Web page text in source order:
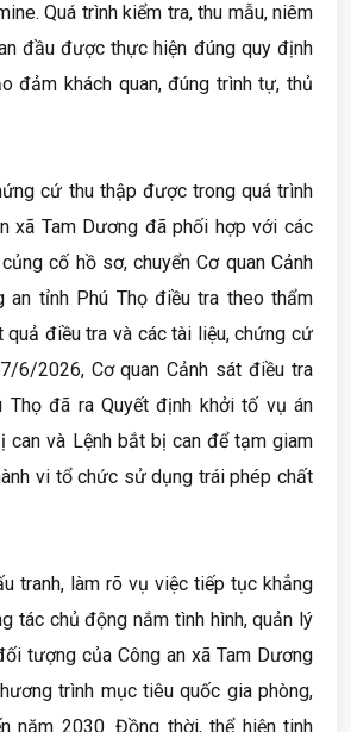
Quá trình kiểm tra, thu mẫu, niêm
đầu được thực hiện đúng quy định
đảm khách quan, đúng trình tự, thủ
cứ thu thập được trong quá trình
xã Tam Dương đã phối hợp với các
cố hồ sơ, chuyển Cơ quan Cảnh
an tỉnh Phú Thọ điều tra theo thẩm
quả điều tra và các tài liệu, chứng cứ
6/2026, Cơ quan Cảnh sát điều tra
Thọ đã ra Quyết định khởi tố vụ án
can và Lệnh bắt bị can để tạm giam
vi tổ chức sử dụng trái phép chất
tranh, làm rõ vụ việc tiếp tục khẳng
tác chủ động nắm tình hình, quản lý
tượng của Công an xã Tam Dương
trình mục tiêu quốc gia phòng,
năm 2030. Đồng thời, thể hiện tinh